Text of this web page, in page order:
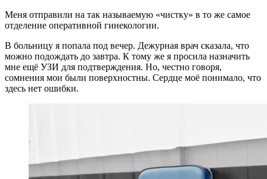
Меня отправили на так называемую «чистку» в то же самое
отделение оперативной гинекологии.
В больницу я попала под вечер. Дежурная врач сказала, что
можно подождать до завтра. К тому же я просила назначить
мне ещё УЗИ для подтверждения. Но, честно говоря,
сомнения мои были поверхностны. Сердце моё понимало, что
здесь нет ошибки.